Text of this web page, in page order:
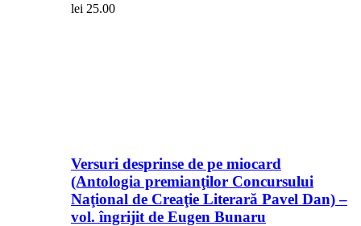
lei 25.00
Versuri desprinse de pe miocard
(Antologia premianţilor Concursului
Naţional de Creaţie Literară Pavel Dan) –
vol. îngrijit de Eugen Bunaru